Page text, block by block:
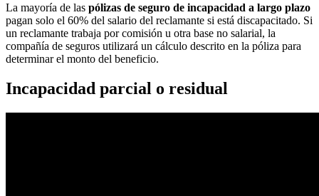
La mayoría de las pólizas de seguro de incapacidad a largo plazo
pagan solo el 60% del salario del reclamante si está discapacitado. Si
un reclamante trabaja por comisión u otra base no salarial, la
compañía de seguros utilizará un cálculo descrito en la póliza para
determinar el monto del beneficio.
Incapacidad parcial o residual